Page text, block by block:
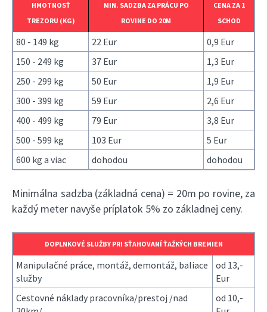
HMOTNOSŤ
TREZORU (KG)
MIN. SADZBA ZA PRÁCU PO
ROVINE DO 20M
CENA ZA 1
SCHOD
80 - 149 kg 22 Eur
0,9 Eur
150 - 249 kg
37 Eur
1,3 Eur
250 - 299 kg
50 Eur
1,9 Eur
300 - 399 kg
59 Eur
2,6 Eur
400 - 499 kg
79 Eur
3,8 Eur
500 - 599 kg
103 Eur
5 Eur
600 kg a viac
dohodou dohodou
Minimálna sadzba (základná cena) = 20m po rovine, za
každý meter navyše príplatok 5% zo základnej ceny.
DOPLNKOVÉ SLUŽBY PRI SŤAHOVANÍ ŤAŽKÝCH BREMIEN
Manipulačné práce, montáž, demontáž, baliace
služby
od 13,-
Eur
Cestovné náklady pracovníka/prestoj /nad
od 10,-